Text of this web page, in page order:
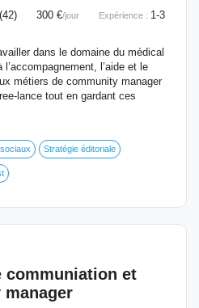
(42) 300 €/jour Expérience : 1-3
dans le domaine du médical
l’aide et le
métiers de community manager
lance tout en gardant ces
Stratégie éditoriale
communiation et